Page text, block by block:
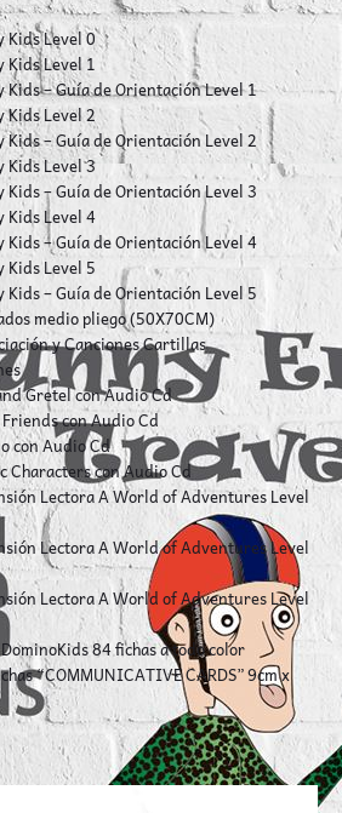
Level 0
Level 1
– Guía de Orientación Level 1
Level 2
– Guía de Orientación Level 2
Level 3
– Guía de Orientación Level 3
Kids Level 4
– Guía de Orientación Level 4
Level 5
– Guía de Orientación Level 5
medio pliego (50X70CM)
y Canciones Cartillas
Gretel con Audio Cd
con Audio Cd
con Audio Cd
Characters con Audio Cd
Lectora A World of Adventures Level
Lectora A World of Adventures Level
Lectora A World of Adventures Level
84 fichas a todo color
“COMMUNICATIVE CARDS” 9cm x